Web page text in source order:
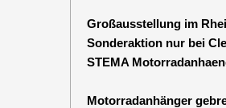
Großausstellung im
Sonderaktion nur bei
STEMA
Motorradanhänger